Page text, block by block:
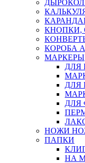
КНОПКИ,
КОРОБА
МАРКЕРЫ
ДЛЯ
ДЛЯ
ДЛЯ
НОЖИ
ПАПКИ
НА